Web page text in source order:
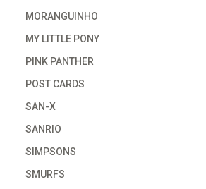
MORANGUINHO
MY LITTLE PONY
PINK PANTHER
POST CARDS
SAN-X
SANRIO
SIMPSONS
SMURFS